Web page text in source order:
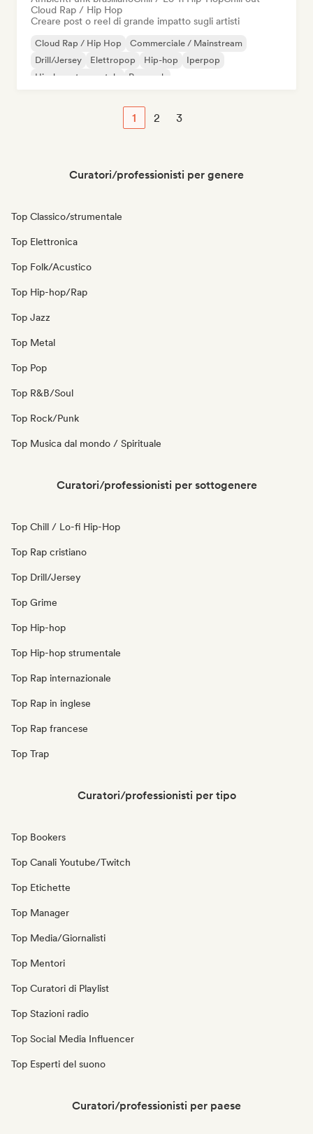
Cloud Rap / Hip Hop
Creare post o reel di grande impatto sugli artisti
Cloud Rap / Hip Hop
Commerciale / Mainstream
Drill/Jersey
Elettropop Hip-hop
Iperpop
Hip-hop strumentale
Pop rock
1 2 3
Curatori/professionisti per genere
Top Classico/strumentale
Top Elettronica
Top Folk/Acustico
Top Hip-hop/Rap
Top Jazz
Top Metal
Top Pop
Top R&B/Soul
Top Rock/Punk
Top Musica dal mondo / Spirituale
Curatori/professionisti per sottogenere
Top Chill / Lo-fi Hip-Hop
Top Rap cristiano
Top Drill/Jersey
Top Grime
Top Hip-hop
Top Hip-hop strumentale
Top Rap internazionale
Top Rap in inglese
Top Rap francese
Top Trap
Curatori/professionisti per tipo
Top Bookers
Top Canali Youtube/Twitch
Top Etichette
Top Manager
Top Media/Giornalisti
Top Mentori
Top Curatori di Playlist
Top Stazioni radio
Top Social Media Influencer
Top Esperti del suono
Curatori/professionisti per paese